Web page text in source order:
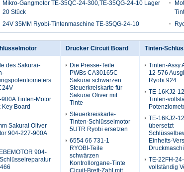
Mikro-Gangmotor TE-35QC-24-300,TE-35QG-24-10 Lager
20 Stück
24V 35MM Ryobi-Tintenmaschine TE-35QG-24-10
des Sakurai-
Tinten-Motor
Board
Sakurai Oliver
904-227-900A
904-
Drucker Circuit Board
Die Presse-Teile
PWBs CA30165C
Sakurai schwärzen
Steuerkreiskarte für
Sakurai Oliver mit
Tinte
Steuerkreiskarte-
Tinten-Schlüsselmotor
5UTR Ryobi ersetzen
6554 66 731-1
RYOBI-Teile
schwärzen
Kontrollorgane-Tinte
Cicuit-Brett-Zahl mit
Tinten-
Tinten-Assy
12-576
Ryobi 924
TE-16KJ2-
Tinten-
TE-16KJ2-
übersetzt
Einheits-
TE-22FH-
vollständig